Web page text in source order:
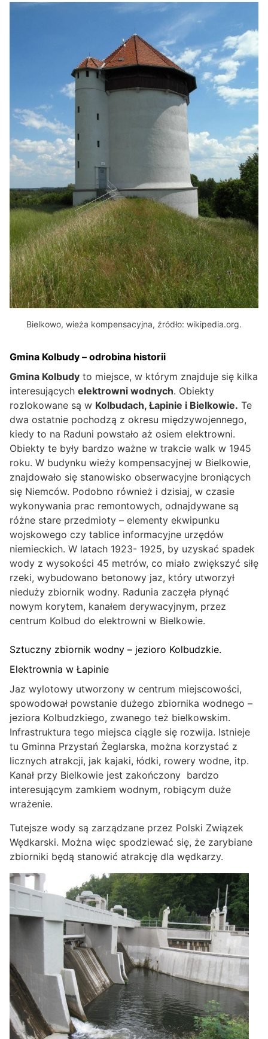
Bielkowo, wieża kompensacyjna, źródło: wikipedia.org.
Gmina Kolbudy – odrobina historii
Gmina Kolbudy to miejsce, w którym znajduje się kilka
interesujących elektrowni wodnych. Obiekty
rozlokowane są w Kolbudach, Łapinie i Bielkowie. Te
dwa ostatnie pochodzą z okresu międzywojennego,
kiedy to na Raduni powstało aż osiem elektrowni.
Obiekty te były bardzo ważne w trakcie walk w 1945
roku. W budynku wieży kompensacyjnej w Bielkowie,
znajdowało się stanowisko obserwacyjne broniących
się Niemców. Podobno również i dzisiaj, w czasie
wykonywania prac remontowych, odnajdywane są
różne stare przedmioty – elementy ekwipunku
wojskowego czy tablice informacyjne urzędów
niemieckich. W latach 1923- 1925, by uzyskać spadek
wody z wysokości 45 metrów, co miało zwiększyć siłę
rzeki, wybudowano betonowy jaz, który utworzył
nieduży zbiornik wodny. Radunia zaczęła płynąć
nowym korytem, kanałem derywacyjnym, przez
centrum Kolbud do elektrowni w Bielkowie.
Sztuczny zbiornik wodny – jezioro Kolbudzkie.
Elektrownia w Łapinie
Jaz wylotowy utworzony w centrum miejscowości,
spowodował powstanie dużego zbiornika wodnego –
jeziora Kolbudzkiego, zwanego też bielkowskim.
Infrastruktura tego miejsca ciągle się rozwija. Istnieje
tu Gminna Przystań Żeglarska, można korzystać z
licznych atrakcji, jak kajaki, łódki, rowery wodne, itp.
Kanał przy Bielkowie jest zakończony bardzo
interesującym zamkiem wodnym, robiącym duże
wrażenie.
Tutejsze wody są zarządzane przez Polski Związek
Wędkarski. Można więc spodziewać się, że zarybiane
zbiorniki będą stanowić atrakcję dla wędkarzy.